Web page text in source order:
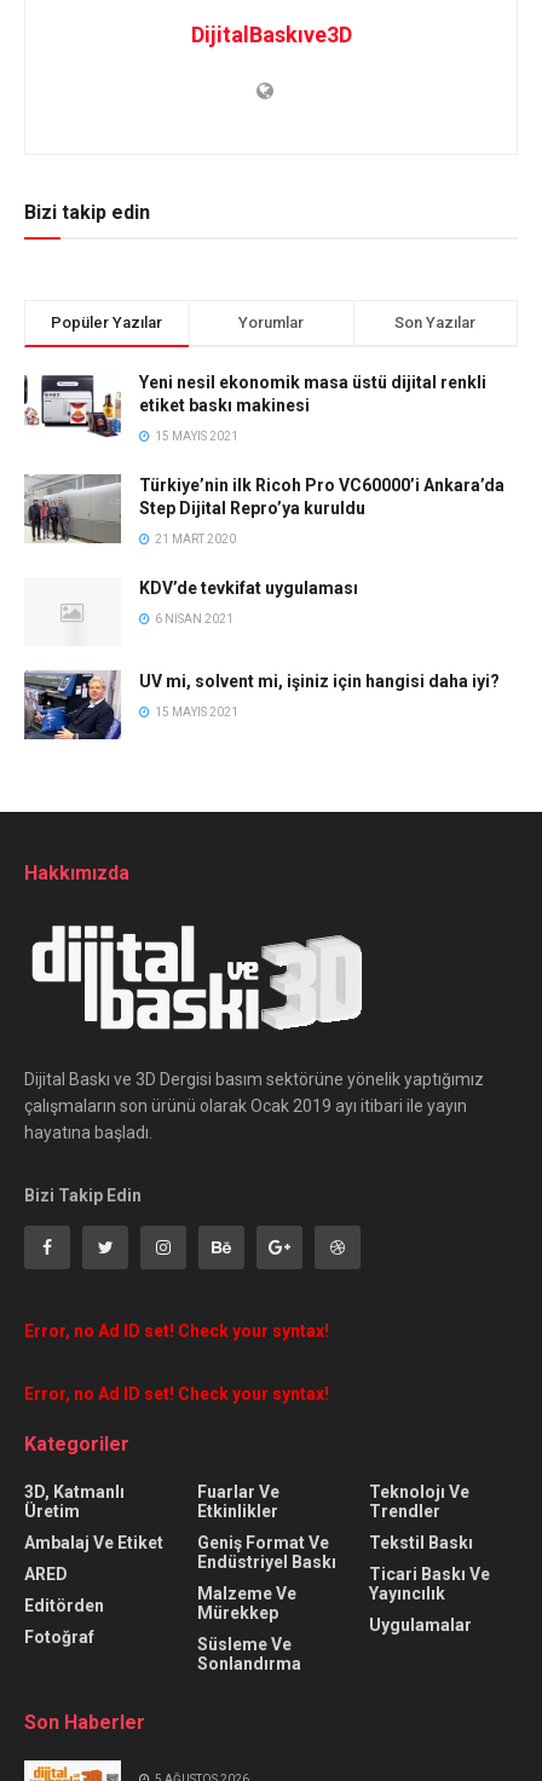
DijitalBaskıve3D
Bizi takip edin
Popüler Yazılar Yorumlar Son Yazılar
Yeni nesil ekonomik masa üstü dijital renkli
etiket baskı makinesi
15 MAYIS 2021
Türkiye’nin ilk Ricoh Pro VC60000’i Ankara’da
Step Dijital Repro’ya kuruldu
21 MART 2020
KDV’de tevkifat uygulaması
6 NISAN 2021
UV mi, solvent mi, işiniz için hangisi daha iyi?
15 MAYIS 2021
Hakkımızda
Dijital Baskı ve 3D Dergisi basım sektörüne yönelik yaptığımız
çalışmaların son ürünü olarak Ocak 2019 ayı itibari ile yayın
hayatına başladı.
Bizi Takip Edin
Error, no Ad ID set! Check your syntax!
Error, no Ad ID set! Check your syntax!
Kategoriler
3D, Katmanlı
Üretim
Ambalaj Ve Etiket
ARED
Editörden
Fotoğraf
Fuarlar Ve
Etkinlikler
Geniş Format Ve
Endüstriyel Baskı
Malzeme Ve
Mürekkep
Süsleme Ve
Sonlandırma
Teknolojı Ve
Trendler
Tekstil Baskı
Ticari Baskı Ve
Yayıncılık
Uygulamalar
Son Haberler